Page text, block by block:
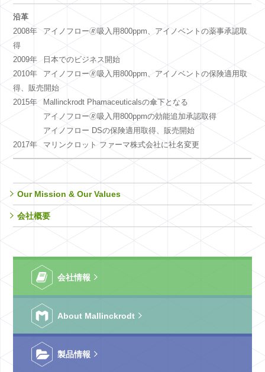
沿革
2008年
アイノフロー🄬吸入用800ppm、アイノベントの薬事承認取
得
2009年
日本でのビジネス開始
2010年
アイノフロー🄬吸入用800ppm、アイノベントの保険適用取
得、販売開始
2015年
Mallinckrodt Phamaceuticalsの傘下となる
アイノフロー🄬吸入用800ppmの効能追加承認取得
アイノフロー DSの保険適用取得、販売開始
2017年
マリンクロット ファーマ株式会社に社名変更
Our Mission & Our Values
会社概要
会社情報
About Mallinckrodt
製品情報